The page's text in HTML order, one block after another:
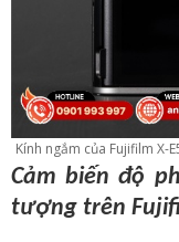
Kính ngắm của Fujifilm X-
Cảm biến độ
tượng trên